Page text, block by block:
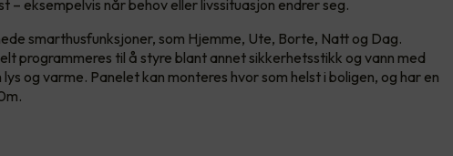
– eksempelvis når behov eller livssituasjon endrer seg.
smarthusfunksjoner, som Hjemme, Ute, Borte, Natt og Dag.
programmeres til å styre blant annet sikkerhetsstikk og vann med
og varme. Panelet kan monteres hvor som helst i boligen, og har en